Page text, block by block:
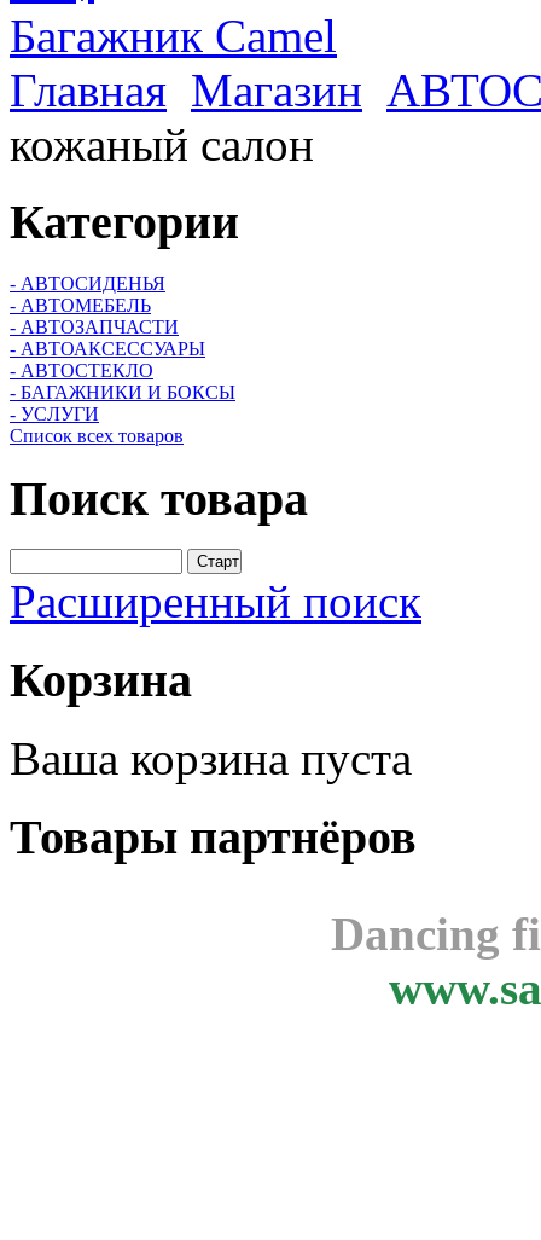
Багажник Camel
Главная Магазин
кожаный салон
Категории
- АВТОСИДЕНЬЯ
- АВТОМЕБЕЛЬ
- АВТОЗАПЧАСТИ
- АВТОАКСЕССУАРЫ
- АВТОСТЕКЛО
- БАГАЖНИКИ И БОКСЫ
- УСЛУГИ
Список всех товаров
Поиск товара
Расширенный поиск
Корзина
Ваша корзина пуста
Товары партнёров
Dancing